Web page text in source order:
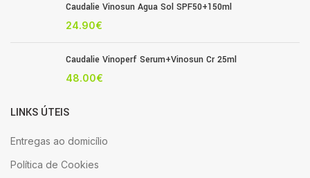
Caudalie Vinosun Agua Sol SPF50+150ml
24.90€
Caudalie Vinoperf Serum+Vinosun Cr 25ml
48.00€
LINKS ÚTEIS
Entregas ao domicílio
Política de Cookies